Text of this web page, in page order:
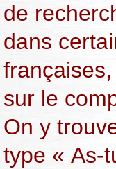
de
dans
sur le
On y
type « As-